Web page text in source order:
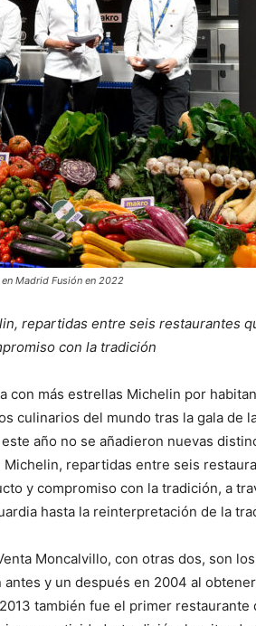
en Madrid Fusión en 2022
repartidas entre seis restaurantes
con la tradición
con más estrellas Michelin por
culinarios del mundo tras la gala de
año no se añadieron nuevas
repartidas entre seis
y compromiso con la tradición, a
hasta la reinterpretación de la
Moncalvillo, con otras dos, son
y un después en 2004 al
también fue el primer restaurante